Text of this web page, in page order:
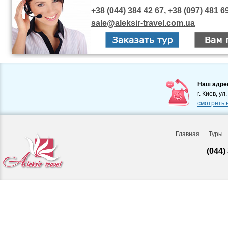
+38 (044) 384 42 67, +38 (097) 481
sale@aleksir-travel.com.ua
Наш
г. Киев,
смотреть
Главная Туры
(044)